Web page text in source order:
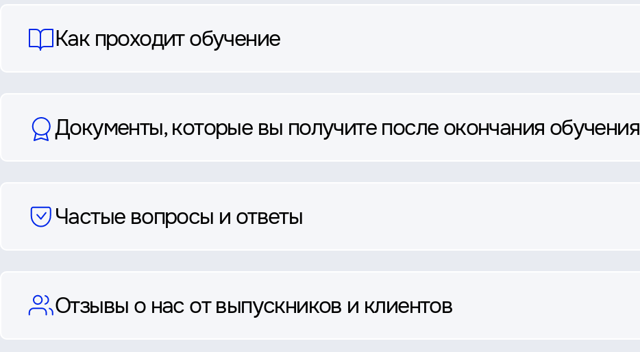
вопросы
Как проходит обучение
Документы, которые вы получите после окончания обучения
Частые вопросы и ответы
Отзывы о нас от выпускников и клиентов